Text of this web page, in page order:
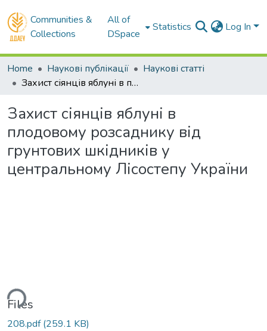
Communities &
Collections
All of
DSpace
Statistics Log In
Home Наукові публікації
Наукові статті
Захист сіянців яблуні в плодовому розсаднику від грунтових шкідників у центральному Лісостепу України
Захист сіянців яблуні в
плодовому розсаднику від
грунтових шкідників у
центральному Лісостепу України
Files
208.pdf(259.1 KB)